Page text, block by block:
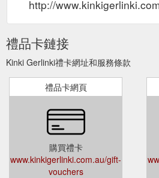
http://
禮品卡鏈接
Kinki Gerlinki禮卡網址和服務條款
禮品卡網頁
購買禮卡
www.kinkigerlinki.com.au/gift-
vouchers